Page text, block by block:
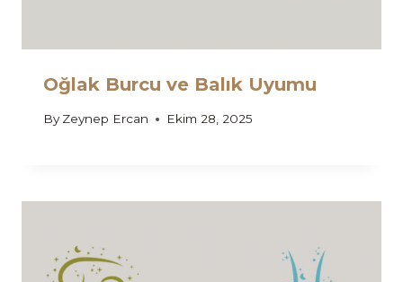
Oğlak Burcu ve Balık Uyumu
By Zeynep Ercan Ekim 28, 2025